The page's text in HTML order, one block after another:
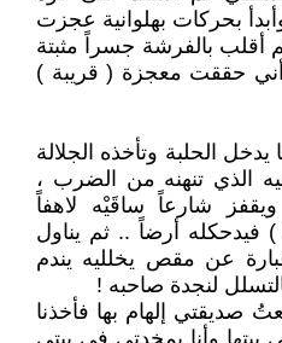
بحركات بهلوانية عجزت
أقلب بالفرشة جسراً مثبتة
حققت معجزة ( قريبة )
الحلبة وتأخذه الجلالة
الذي تنهنه من الضرب ،
شارعاً ساقَيْه لاهفاً
أرضاً .. ثم يناول
عن مقص يخلليه يندم
لنجدة صاحبه !
صديقتي إلهام بها فأخذنا